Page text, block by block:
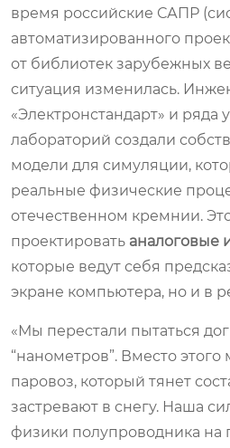
время российские САПР
автоматизированного
от библиотек зарубежных
ситуация изменилась.
«Электронстандарт» и ряда
лабораторий создали
модели для симуляции,
реальные физические
отечественном кремнии.
проектировать аналоговые
которые ведут себя
экране компьютера, но и в
«Мы перестали пытаться
“нанометров”. Вместо
паровоз, который тянет
застревают в снегу. Наша
физики полупроводника на